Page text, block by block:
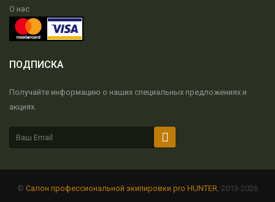
О нас
ПОДПИСКА
Получайте информацию о наших специальных предложениях и
акциях.
© Салон профессиональной экипировки pro HUNTER, 2013-2026